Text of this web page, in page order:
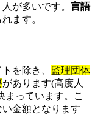
が多いです。 言語
ます。
を除き、 監理団体
があります(高度人
まっています。こ
金額となります